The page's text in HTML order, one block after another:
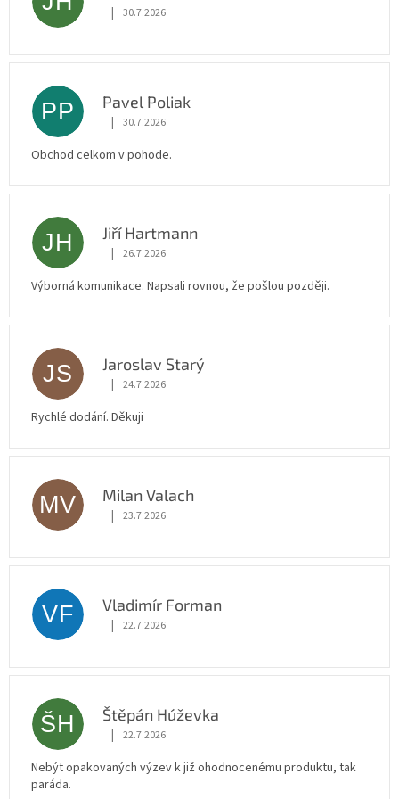
Hodnocení obchodu je 5 z 5 hvězdiček.
| 30.7.2026
PP Pavel Poliak
Hodnocení obchodu je 5 z 5 hvězdiček.
| 30.7.2026
Obchod celkom v pohode.
JH Jiří Hartmann
Hodnocení obchodu je 5 z 5 hvězdiček.
| 26.7.2026
Výborná komunikace. Napsali rovnou, že pošlou později.
JS Jaroslav Starý
Hodnocení obchodu je 5 z 5 hvězdiček.
| 24.7.2026
Rychlé dodání. Děkuji
MV Milan Valach
Hodnocení obchodu je 5 z 5 hvězdiček.
| 23.7.2026
VF Vladimír Forman
Hodnocení obchodu je 5 z 5 hvězdiček.
| 22.7.2026
ŠH Štěpán Húževka
Hodnocení obchodu je 5 z 5 hvězdiček.
| 22.7.2026
Nebýt opakovaných výzev k již ohodnocenému produktu, tak
paráda.